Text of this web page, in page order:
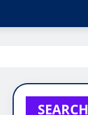
SEARCH